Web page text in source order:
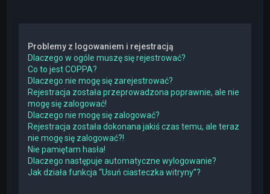
Problemy z logowaniem i rejestracją
Dlaczego w ogóle muszę się rejestrować?
Co to jest COPPA?
Dlaczego nie mogę się zarejestrować?
Rejestracja została przeprowadzona poprawnie, ale nie
mogę się zalogować!
Dlaczego nie mogę się zalogować?
Rejestracja została dokonana jakiś czas temu, ale teraz
nie mogę się zalogować?!
Nie pamiętam hasła!
Dlaczego następuje automatyczne wylogowanie?
Jak działa funkcja “Usuń ciasteczka witryny”?